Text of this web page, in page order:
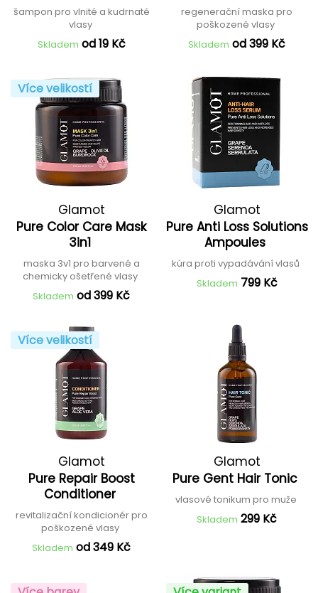
šampon pro vlnité a kudrnaté
vlasy
Skladem od 19 Kč
regenerační maska pro
poškozené vlasy
Skladem od 399 Kč
Více velikostí
Glamot
Pure Color Care Mask
3in1
maska 3v1 pro barvené a
chemicky ošetřené vlasy
Skladem od 399 Kč
Glamot
Pure Anti Loss Solutions
Ampoules
kúra proti vypadávání vlasů
Skladem 799 Kč
Více velikostí
Glamot
Pure Repair Boost
Conditioner
revitalizační kondicionér pro
poškozené vlasy
Skladem od 349 Kč
Glamot
Pure Gent Hair Tonic
vlasové tonikum pro muže
Skladem 299 Kč